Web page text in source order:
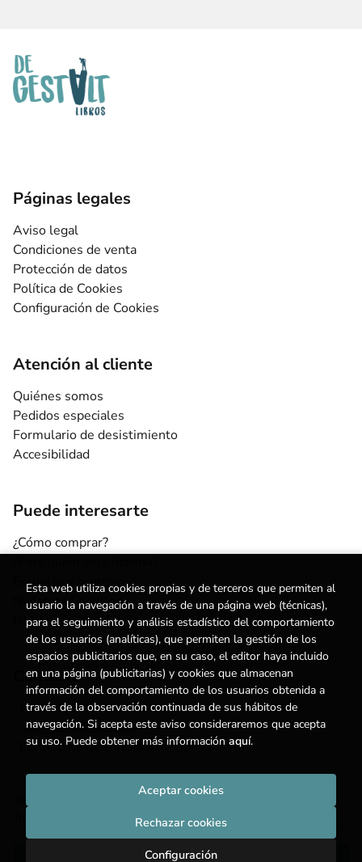
Páginas legales
Aviso legal
Condiciones de venta
Protección de datos
Política de Cookies
Configuración de Cookies
Atención al cliente
Quiénes somos
Pedidos especiales
Formulario de desistimiento
Accesibilidad
Puede interesarte
¿Cómo comprar?
Escuelas y centros
Nuestros Servicios
Noticias
Contacto
(+34) 615 55 96 54
info@degestalt.com
Formulario de contacto
. Todos los Derechos Reservados |
Esta web utiliza cookies propias y de terceros que permiten al
usuario la navegación a través de una página web (técnicas),
para el seguimiento y análisis estadístico del comportamiento
de los usuarios (analíticas), que permiten la gestión de los
espacios publicitarios que, en su caso, el editor haya incluido
en una página (publicitarias) y cookies que almacenan
información del comportamiento de los usuarios obtenida a
través de la observación continuada de sus hábitos de
navegación. Si acepta este aviso consideraremos que acepta
su uso. Puede obtener más información aquí.
Configuración
Rechazar cookies
Aceptar cookies